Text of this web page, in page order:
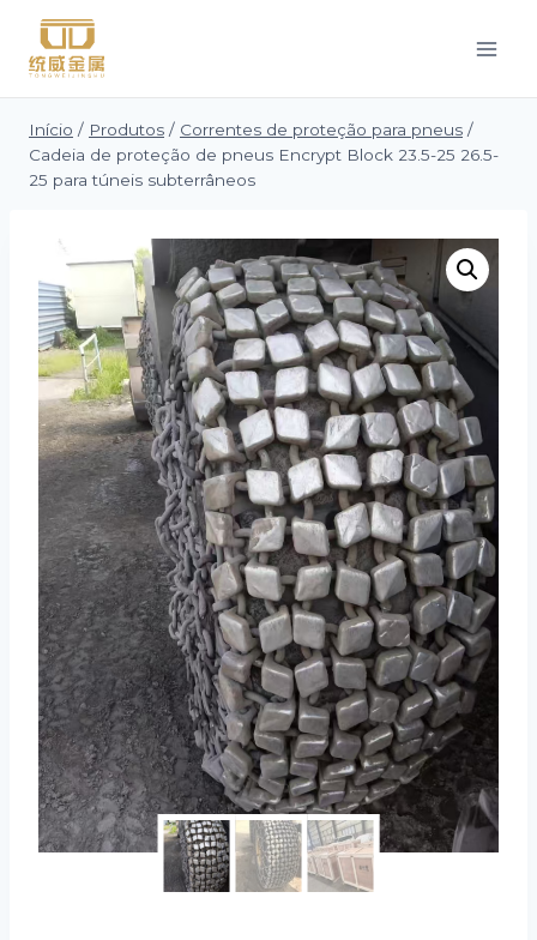
Saltar
para
conteúdo
Início / Produtos / Correntes de proteção para pneus /
Cadeia de proteção de pneus Encrypt Block 23.5-25 26.5-
25 para túneis subterrâneos